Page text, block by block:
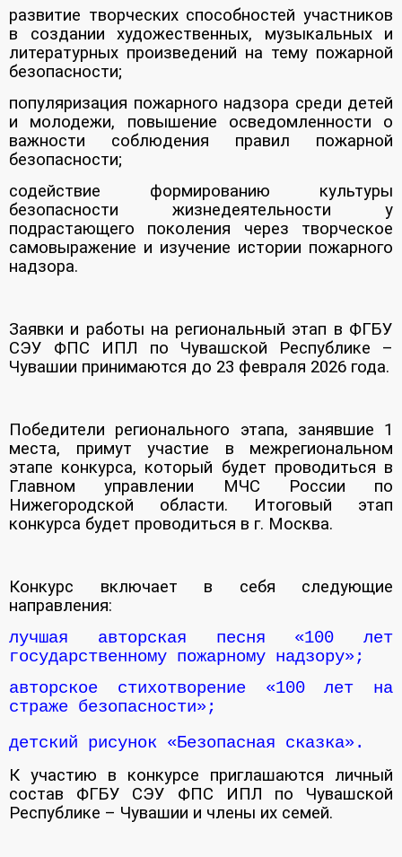
развитие творческих способностей участников
в создании художественных, музыкальных и
литературных произведений на тему пожарной
безопасности;
популяризация пожарного надзора среди детей
и молодежи, повышение осведомленности о
важности соблюдения правил пожарной
безопасности;
содействие формированию культуры
безопасности жизнедеятельности у
подрастающего поколения через творческое
самовыражение и изучение истории пожарного
надзора.
Заявки и работы на региональный этап в ФГБУ
СЭУ ФПС ИПЛ по Чувашской Республике –
Чувашии принимаются до 23 февраля 2026 года.
Победители регионального этапа, занявшие 1
места, примут участие в межрегиональном
этапе конкурса, который будет проводиться в
Главном управлении МЧС России по
Нижегородской области. Итоговый этап
конкурса будет проводиться в г. Москва.
Конкурс включает в себя следующие
направления:
лучшая авторская песня «100 лет
государственному пожарному надзору»;
авторское стихотворение «100 лет на
страже безопасности»;
детский рисунок «Безопасная сказка».
К участию в конкурсе приглашаются личный
состав ФГБУ СЭУ ФПС ИПЛ по Чувашской
Республике – Чувашии и члены их семей.